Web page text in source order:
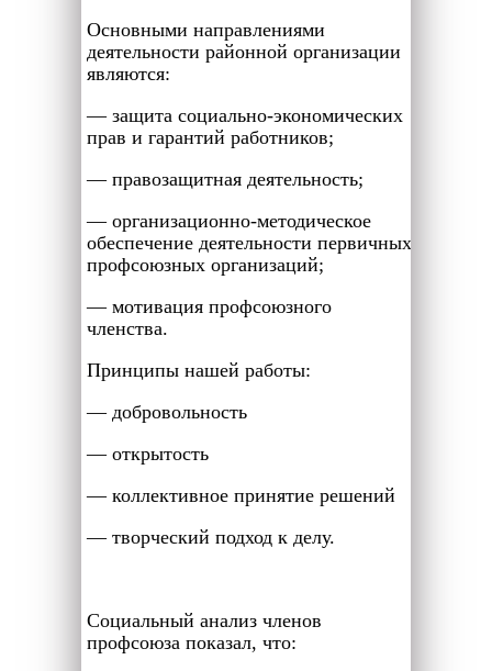
Основными направлениями
деятельности районной организации
являются:
— защита социально-экономических
прав и гарантий работников;
— правозащитная деятельность;
— организационно-методическое
обеспечение деятельности первичных
профсоюзных организаций;
— мотивация профсоюзного
членства.
Принципы нашей работы:
— добровольность
— открытость
— коллективное принятие решений
— творческий подход к делу.
Социальный анализ членов
профсоюза показал, что: